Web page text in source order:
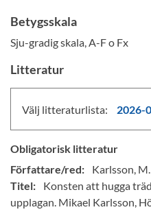
Betygsskala
Sju-gradig skala, A-F o Fx
Litteratur
Välj litteraturlista: 2026-
Obligatorisk litteratur
Författare/red:
Karlsson, M.
Titel:
Konsten att hugga
upplagan. Mikael Karlsson,